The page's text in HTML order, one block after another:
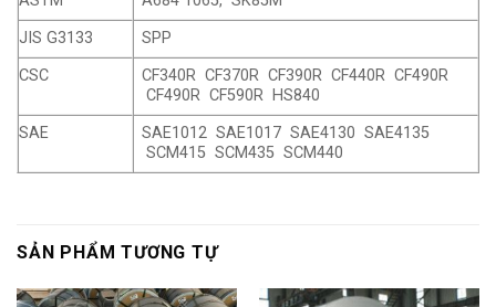
JIS G3133
SPP
CSC
CF340R CF370R CF390R CF440R CF490R
CF490R CF590R HS840
SAE
SAE1012 SAE1017 SAE4130 SAE4135
SCM415 SCM435 SCM440
SẢN PHẨM TƯƠNG TỰ